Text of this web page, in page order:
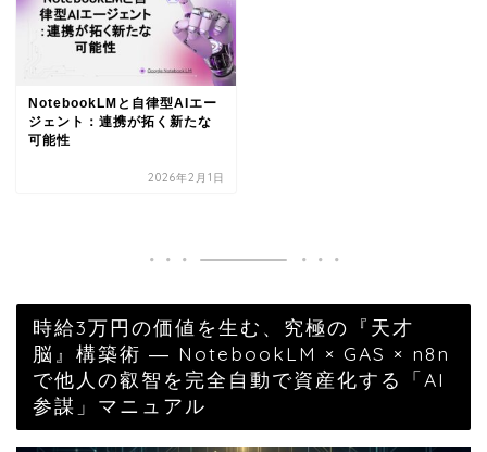
NotebookLMと自律型AIエー
ジェント：連携が拓く新たな
可能性
2026年2月1日
時給3万円の価値を生む、究極の『天才
脳』構築術 ― NotebookLM × GAS × n8n
で他人の叡智を完全自動で資産化する「AI
参謀」マニュアル